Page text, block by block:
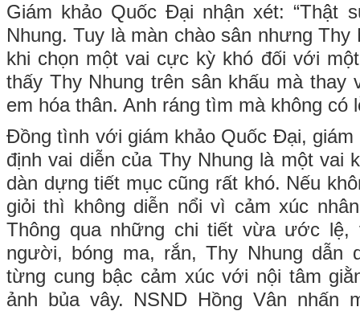
Giám khảo Quốc Đại nhận xét: “Thật
Nhung. Tuy là màn chào sân nhưng
khi chọn một vai cực kỳ khó đối với
thấy Thy Nhung trên sân khấu mà thay
em hóa thân. Anh ráng tìm mà không có
Đồng tình với giám khảo Quốc Đại, giám
định vai diễn của Thy Nhung là một vai
dàn dựng tiết mục cũng rất khó. Nếu
giỏi thì không diễn nổi vì cảm xúc
Thông qua những chi tiết vừa ước
người, bóng ma, rắn, Thy Nhung dẫn
từng cung bậc cảm xúc với nội tâm
ảnh bủa vây. NSND Hồng Vân nhấn